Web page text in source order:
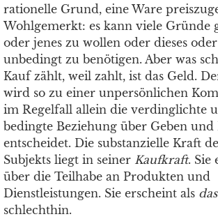
rationelle Grund, eine Ware
Wohlgemerkt: es kann viele Gründe
oder jenes zu wollen oder dieses
unbedingt zu benötigen. Aber was
Kauf zählt, weil zahlt, ist das Geld.
wird so zu einer unpersönlichen
im Regelfall allein die verdinglichte
bedingte Beziehung über Geben und
entscheidet. Die substanzielle Kraft
Subjekts liegt in seiner Kaufkraft. Sie
über die Teilhabe an Produkten und
Dienstleistungen. Sie erscheint als das
schlechthin.